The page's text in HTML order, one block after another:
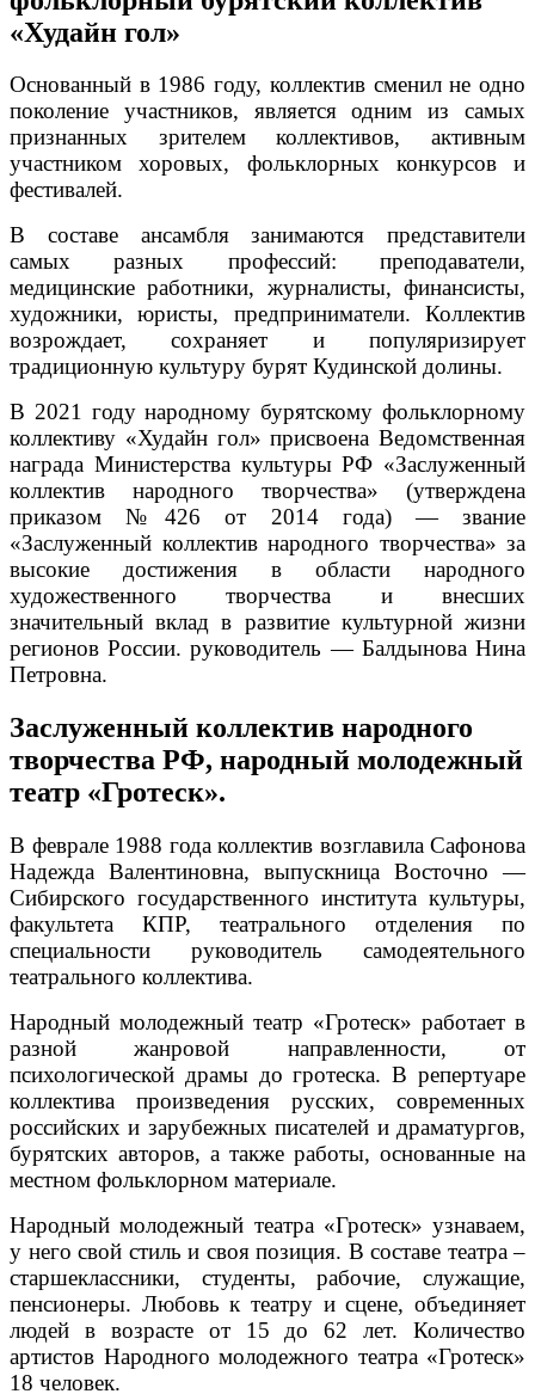
«Худайн гол»
Основанный в 1986 году, коллектив сменил не одно
поколение участников, является одним из самых
признанных зрителем коллективов, активным
участником хоровых, фольклорных конкурсов и
фестивалей.
В составе ансамбля занимаются представители
самых разных профессий: преподаватели,
медицинские работники, журналисты, финансисты,
художники, юристы, предприниматели. Коллектив
возрождает, сохраняет и популяризирует
традиционную культуру бурят Кудинской долины.
В 2021 году народному бурятскому фольклорному
коллективу «Худайн гол» присвоена Ведомственная
награда Министерства культуры РФ «Заслуженный
коллектив народного творчества» (утверждена
приказом №426 от 2014 года) — звание
«Заслуженный коллектив народного творчества» за
высокие достижения в области народного
художественного творчества и внесших
значительный вклад в развитие культурной жизни
регионов России. руководитель — Балдынова Нина
Петровна.
Заслуженный коллектив народного
творчества РФ, народный молодежный
театр «Гротеск».
В феврале 1988 года коллектив возглавила Сафонова
Надежда Валентиновна, выпускница Восточно —
Сибирского государственного института культуры,
факультета КПР, театрального отделения по
специальности руководитель самодеятельного
театрального коллектива.
Народный молодежный театр «Гротеск» работает в
разной жанровой направленности, от
психологической драмы до гротеска. В репертуаре
коллектива произведения русских, современных
российских и зарубежных писателей и драматургов,
бурятских авторов, а также работы, основанные на
местном фольклорном материале.
Народный молодежный театра «Гротеск» узнаваем,
у него свой стиль и своя позиция. В составе театра –
старшеклассники, студенты, рабочие, служащие,
пенсионеры. Любовь к театру и сцене, объединяет
людей в возрасте от 15 до 62 лет. Количество
артистов Народного молодежного театра «Гротеск»
18 человек.